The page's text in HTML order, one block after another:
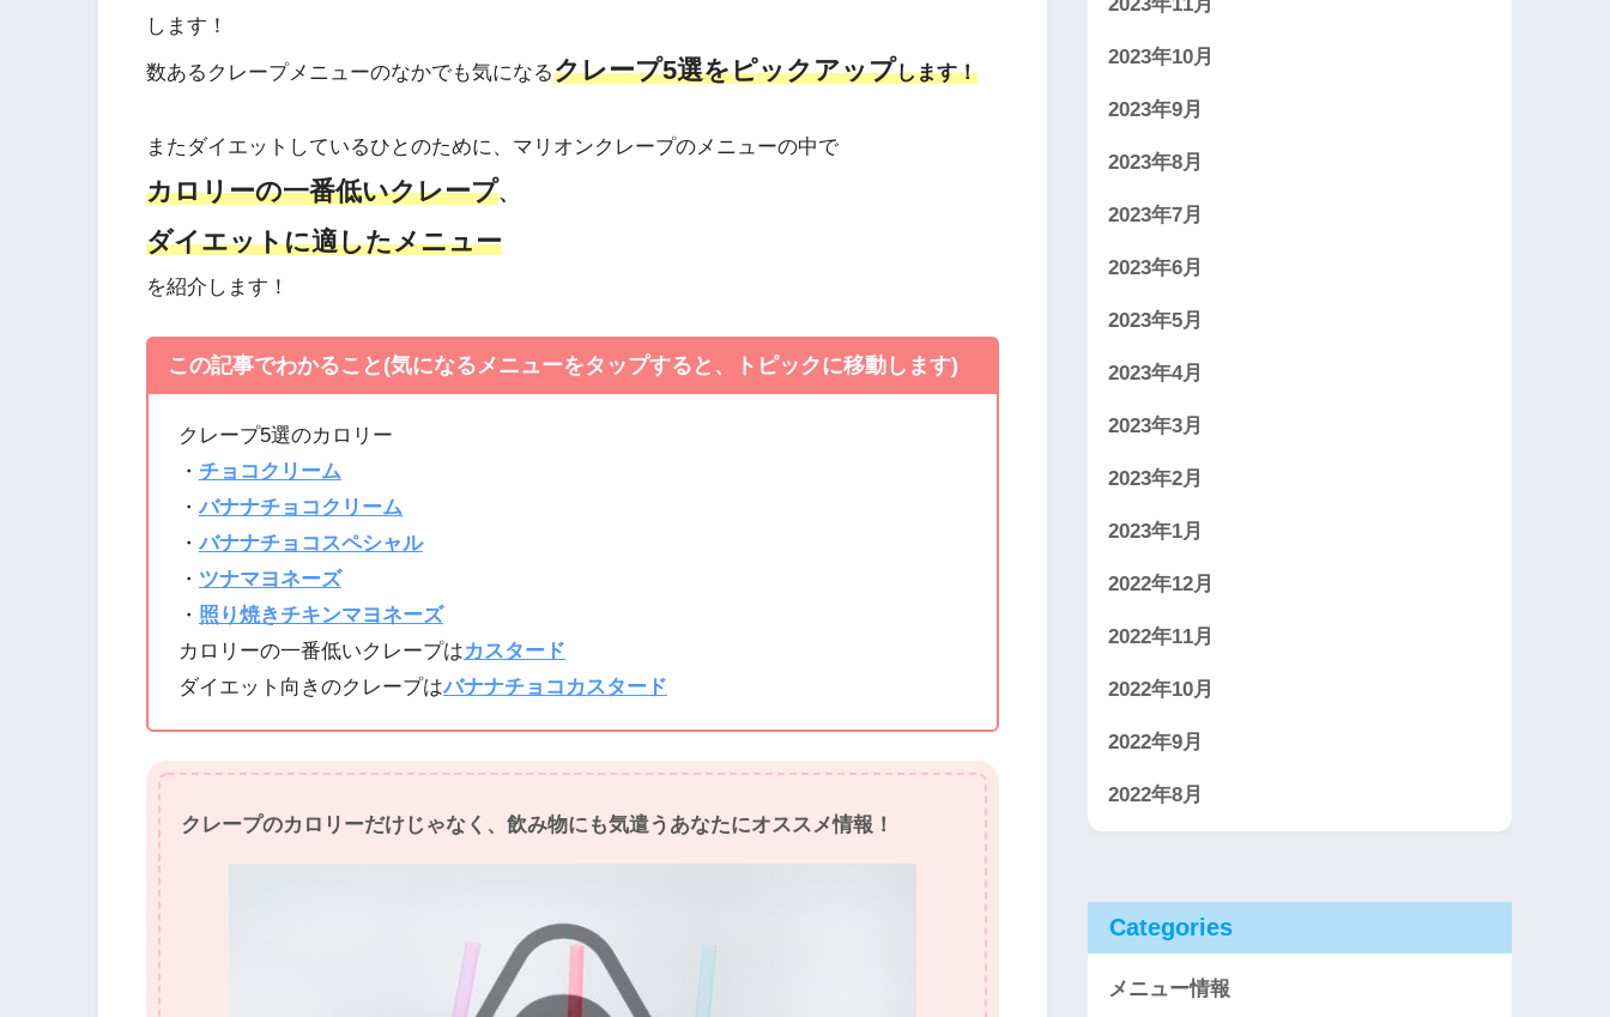
します！
数あるクレープメニューのなかでも気になるクレープ5選をピックアップします！
またダイエットしているひとのために、マリオンクレープのメニューの中で
カロリーの一番低いクレープ、
ダイエットに適したメニュー
を紹介します！
この記事でわかること(気になるメニューをタップすると、トピックに移動します)
クレープ5選のカロリー
・ チョコクリーム
・バナナチョコクリーム
・バナナチョコスペシャル
・ ツナマヨネーズ
・ 照り焼きチキンマヨネーズ
カロリーの一番低いクレープはカスタード
ダイエット向きのクレープはバナナチョコカスタード
クレープのカロリーだけじゃなく、飲み物にも気遣うあなたにオススメ情報！
2023年10月
2023年9月
2023年8月
2023年7月
2023年6月
2023年5月
2023年4月
2023年3月
2023年2月
2023年1月
2022年12月
2022年11月
2022年10月
2022年9月
2022年8月
Categories
メニュー情報